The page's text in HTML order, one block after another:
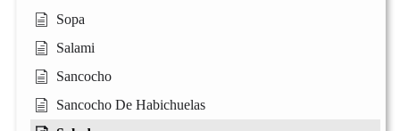
Sopa
Salami
Sancocho
Sancocho De Habichuelas